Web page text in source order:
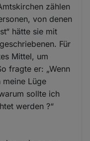
zählen
von denen
hätte sie mit
Für
Mittel, um
fragte er: „Wenn
Lüge
sollte ich
werden ?“